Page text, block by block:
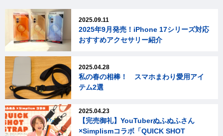
2025.09.11
2025年9月発売！iPhone 17シリーズ対応
おすすめアクセサリー紹介
2025.04.28
私の春の相棒！ スマホまわり愛用アイ
テム2選
2025.04.23
【完売御礼】YouTuberぬふぬふさん
×Simplismコラボ「QUICK SHOT